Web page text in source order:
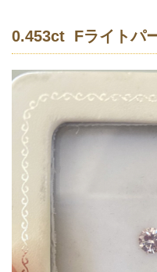
0.453ct Fライトパ